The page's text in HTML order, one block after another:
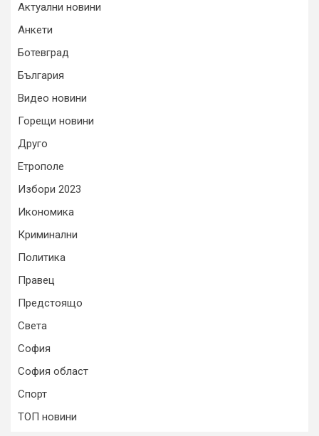
Актуални новини
Анкети
Ботевград
България
Видео новини
Горещи новини
Друго
Етрополе
Избори 2023
Икономика
Криминални
Политика
Правец
Предстоящо
Света
София
София област
Спорт
ТОП новини